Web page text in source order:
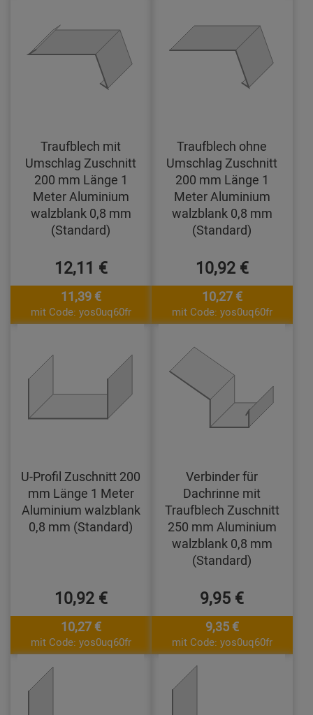
Traufblech mit
Umschlag Zuschnitt
200 mm Länge 1
Meter Aluminium
walzblank 0,8 mm
(Standard)
12,11 €
11,39 €
mit Code: yos0uq60fr
Traufblech ohne
Umschlag Zuschnitt
200 mm Länge 1
Meter Aluminium
walzblank 0,8 mm
(Standard)
10,92 €
10,27 €
mit Code: yos0uq60fr
U-Profil Zuschnitt 200
mm Länge 1 Meter
Aluminium walzblank
0,8 mm (Standard)
10,92 €
10,27 €
mit Code: yos0uq60fr
Verbinder für
Dachrinne mit
Traufblech Zuschnitt
250 mm Aluminium
walzblank 0,8 mm
(Standard)
9,95 €
9,35 €
mit Code: yos0uq60fr